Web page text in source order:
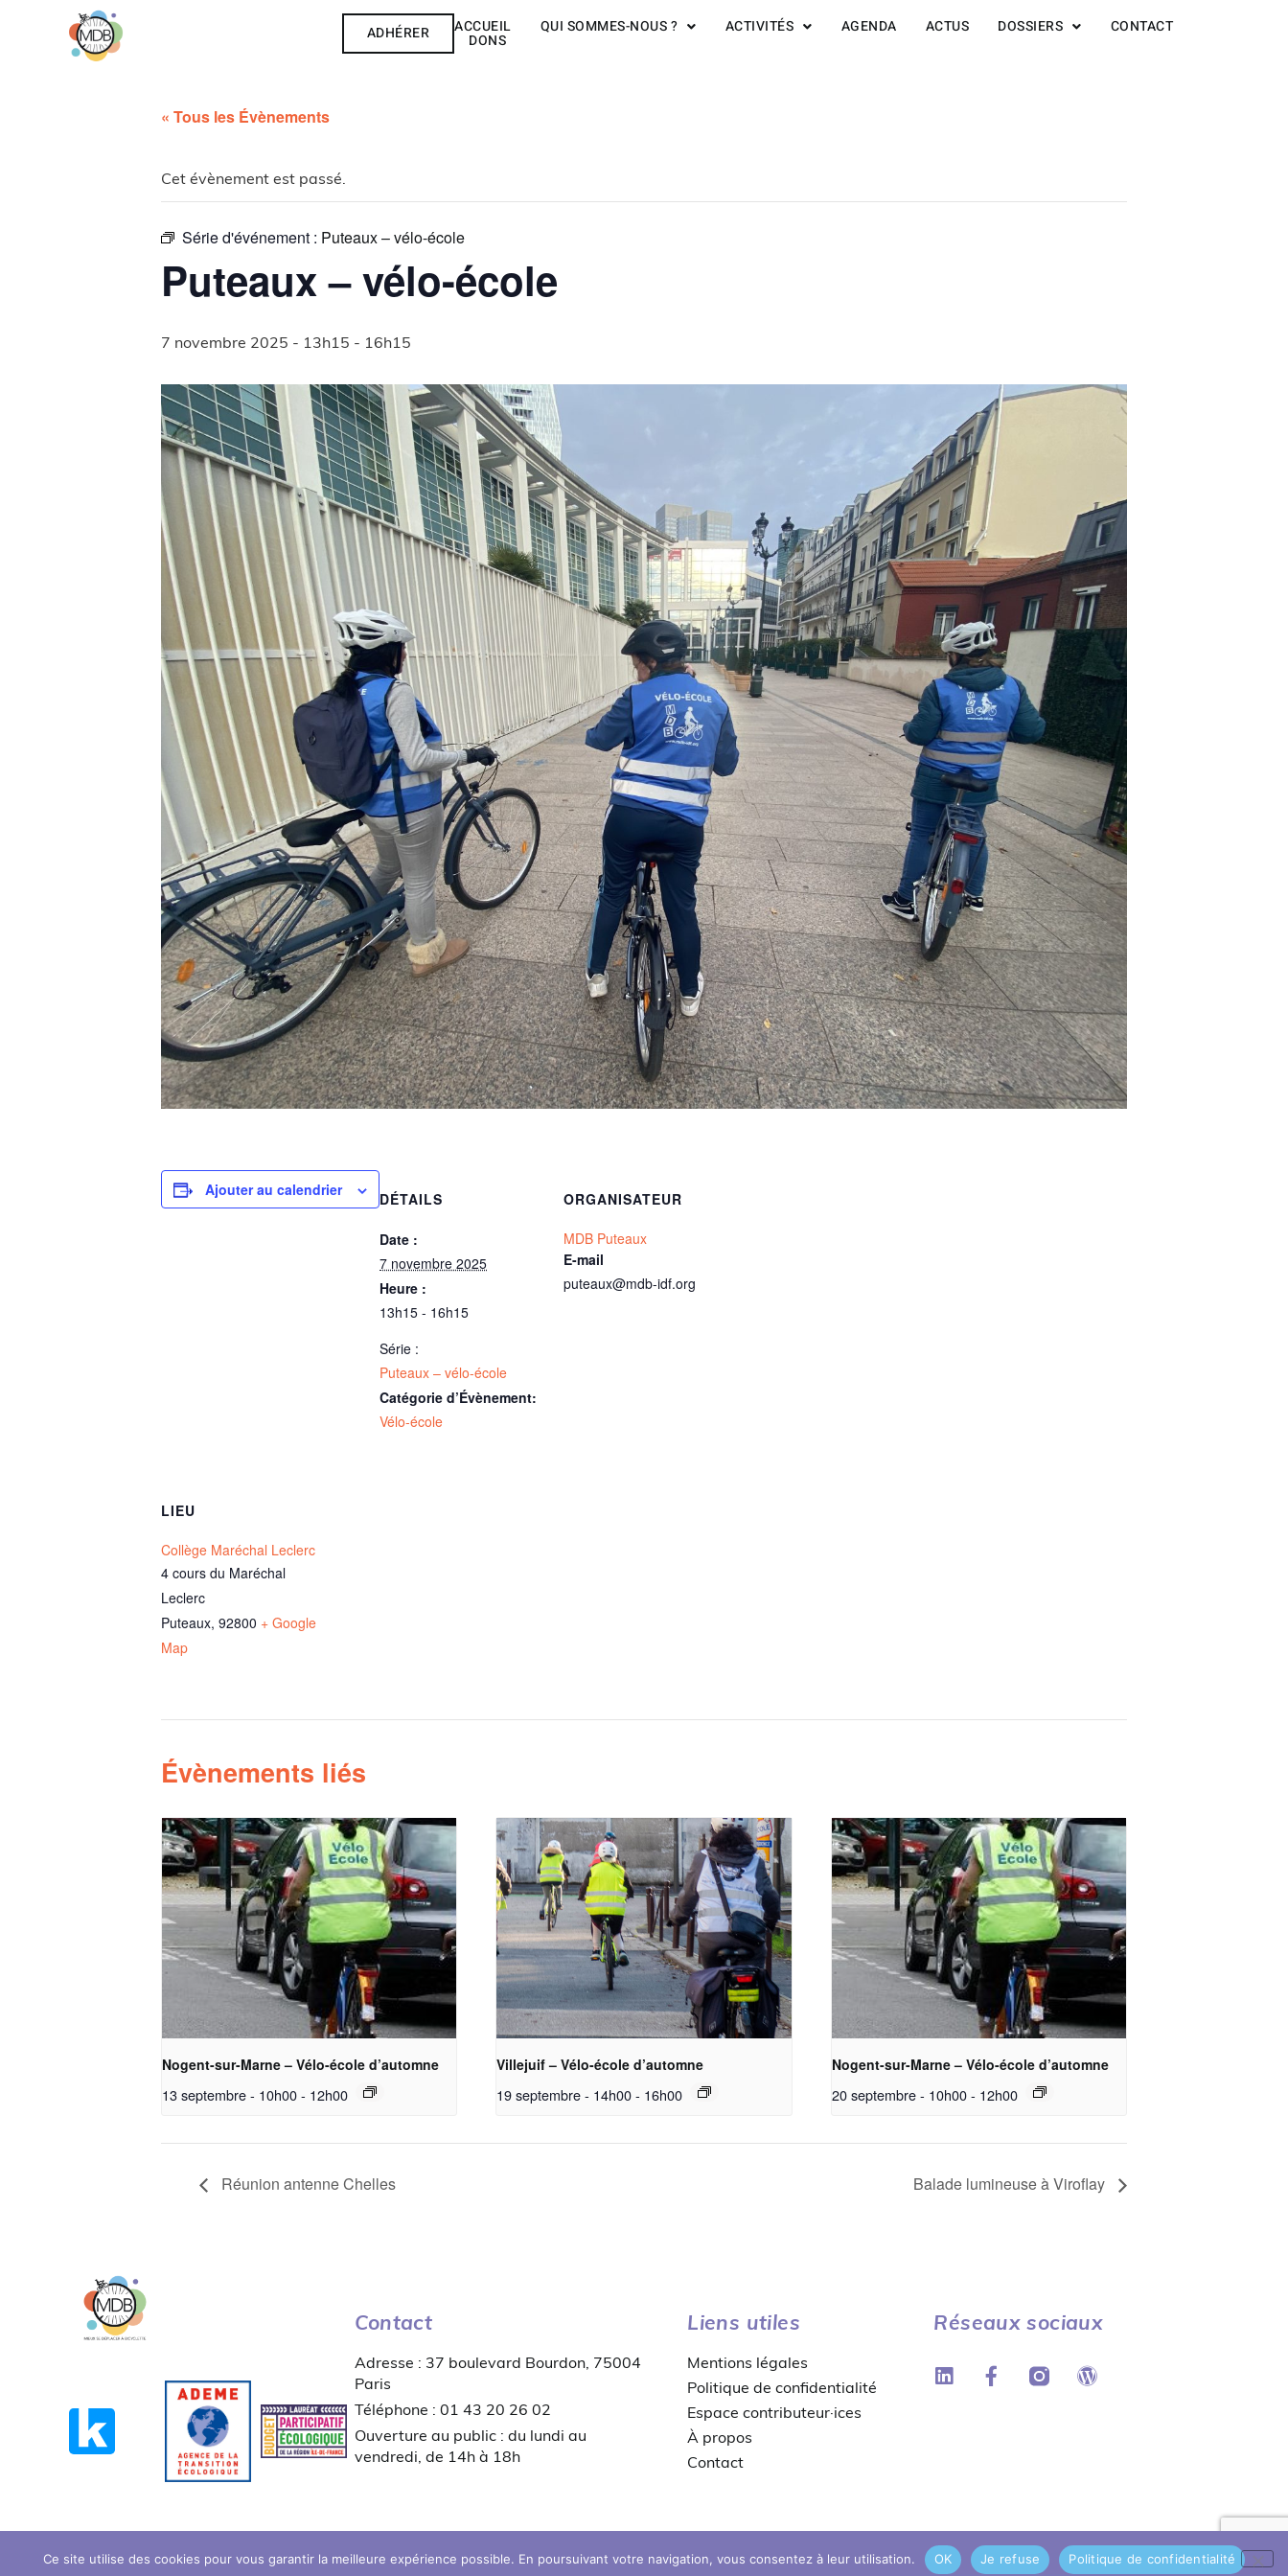
ADHÉRER ACCUEIL QUI SOMMES-NOUS ? ACTIVITÉS AGENDA ACTUS DOSSIERS CONTACT
DONS
« Tous les Évènements
Cet évènement est passé.
Série d'événement : Puteaux – vélo-école
Puteaux – vélo-école
7 novembre 2025 - 13h15 - 16h15
Ajouter au calendrier DÉTAILS
Date :
7 novembre 2025
Heure :
13h15 - 16h15
Série :
Puteaux – vélo-école
Catégorie d’Évènement:
Vélo-école
ORGANISATEUR
MDB Puteaux
E-mail
puteaux@mdb-idf.org
LIEU
Collège Maréchal Leclerc
4 cours du Maréchal
Leclerc
Puteaux, 92800 + Google
Map
Évènements liés
Nogent-sur-Marne – Vélo-école d’automne
13 septembre - 10h00- 12h00
Villejuif – Vélo-école d’automne
19 septembre - 14h00 - 16h00
Nogent-sur-Marne – Vélo-école d’automne
20 septembre - 10h00- 12h00
Réunion antenne Chelles Balade lumineuse à Viroflay
Contact
Adresse : 37 boulevard Bourdon, 75004
Paris
Téléphone : 01 43 20 26 02
Ouverture au public : du lundi au
vendredi, de 14h à 18h
Liens utiles
Mentions légales
Politique de confidentialité
Espace contributeur·ices
À propos
Contact
Réseaux sociaux
© copyright 2026 MDB
Ce site utilise des cookies pour vous garantir la meilleure expérience possible. En poursuivant votre navigation, vous consentez à leur utilisation. OK Je refuse Politique de confidentialité